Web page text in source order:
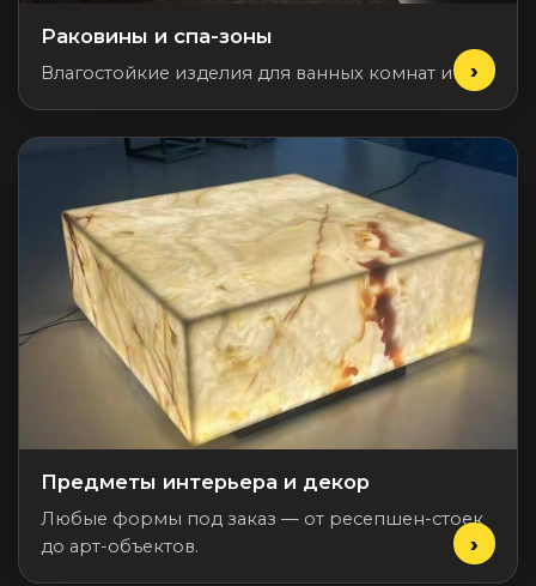
Раковины и спа-зоны
Влагостойкие изделия для ванных комнат и спа.
Предметы интерьера и декор
Любые формы под заказ — от ресепшен-стоек
до арт-объектов.